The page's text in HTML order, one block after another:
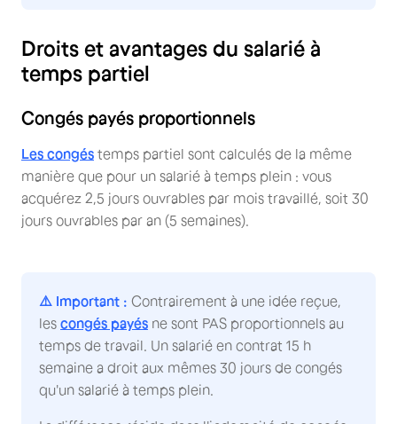
Droits et avantages du salarié à
temps partiel
Congés payés proportionnels
Les congés temps partiel sont calculés de la même
manière que pour un salarié à temps plein : vous
acquérez 2,5 jours ouvrables par mois travaillé, soit 30
jours ouvrables par an (5 semaines).
⚠️ Important : Contrairement à une idée reçue,
les congés payés ne sont PAS proportionnels au
temps de travail. Un salarié en contrat 15 h
semaine a droit aux mêmes 30 jours de congés
qu'un salarié à temps plein.